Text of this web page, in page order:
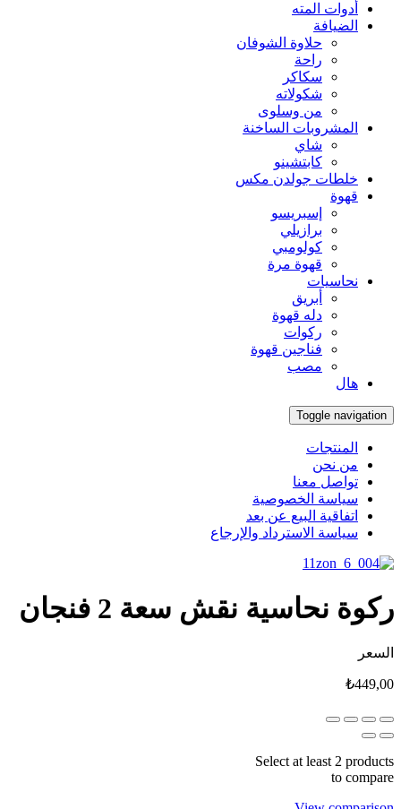
أدوات المته
الضيافة
حلاوة الشوفان
راحة
سكاكر
شكولاته
من وسلوى
المشروبات الساخنة
شاي
كابتشينو
خلطات جولدن مكس
قهوة
إسبريسو
برازيلي
كولومبي
قهوة مرة
نحاسيات
أبريق
‏دله قهوة
ركوات
فناجين قهوة
مصب
هال
Toggle navigation
المنتجات
من نحن
تواصل معنا
سياسة الخصوصية
اتفاقية البيع عن بعد
سياسة الاسترداد والإرجاع
ركوة نحاسية نقش سعة 2 فنجان
السعر
₺449,00
Select at least 2 products
to compare